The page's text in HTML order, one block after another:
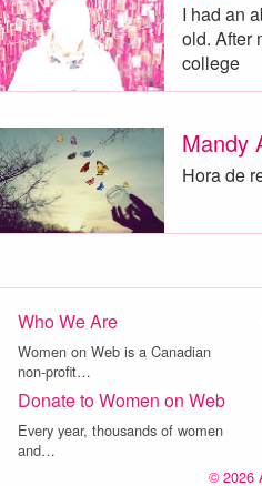
I had an
old. After
college
Mandy
Hora de
Who We Are
Women on Web is a Canadian
non-profit…
Donate to Women on Web
Every year, thousands of women
and…
© 2026